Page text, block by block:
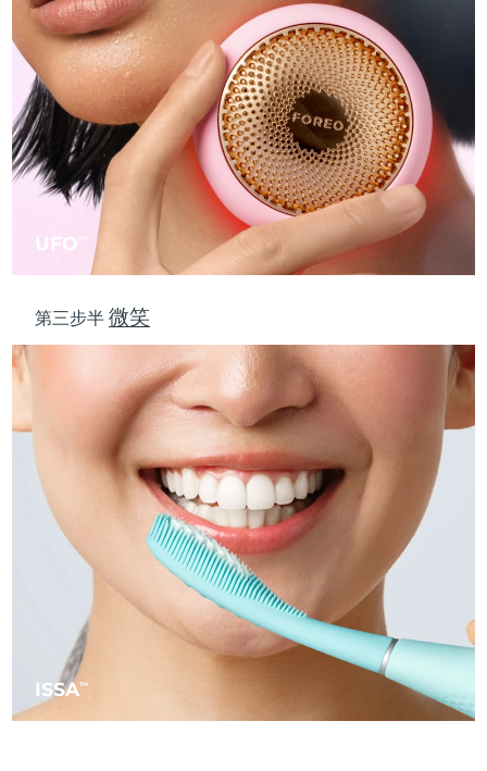
UFO TM
ISSATM
第三步半微笑
斯洛伐克 預計送達日期
斯洛維尼亞 預計送達日期8/10/26
南非 預計送達日期8/18/26
南韓 預計送達日期8/12/26
預計送達日期8/10/26
瑞典 預計送達日期8/10/26
瑞士
預計送達日期
泰國 預計送達日期 8/14/26
土耳其 預計送達日期 8/11/26
阿拉伯聯合大公國 8/11/26
預計送達日期
預計送達日期8/11/26
烏茲別克 預計送達日期8/15/26